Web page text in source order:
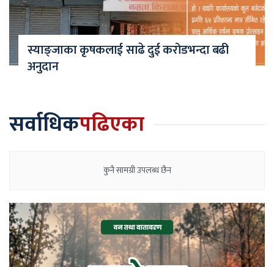
स्याङ्जाका कृषकलाई साढे दुई करोडभन्दा बढी
अनुदान
सर्वाधिकपढिएका
कुनै सामग्री उपलब्ध छैन